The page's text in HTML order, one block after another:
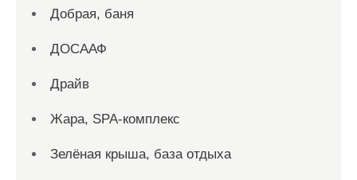
Добрая, баня
ДОСААФ
Драйв
Жара, SPA-комплекс
Зелёная крыша, база отдыха